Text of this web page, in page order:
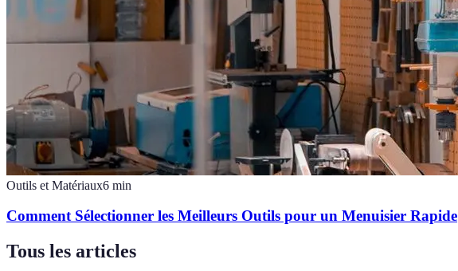
Outils et Matériaux6 min
Comment Sélectionner les Meilleurs Outils pour un Menuisier Rapide
Tous les articles